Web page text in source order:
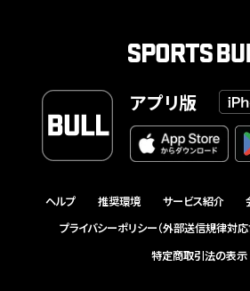
アプリ版
ヘルプ 推奨環境 サービス紹介
プライバシーポリシー（外部送信規律対応
特定商取引法の表示